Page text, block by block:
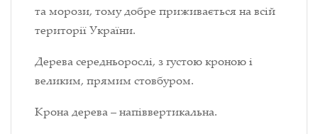
та морози, тому добре приживається на всій
території України.
Дерева середньорослі, з густою кроною і
великим, прямим стовбуром.
Крона дерева – напіввертикальна.